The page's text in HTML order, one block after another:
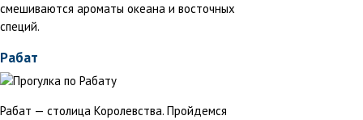
смешиваются ароматы океана и восточных
специй.
Рабат
Рабат — столица Королевства. Пройдемся